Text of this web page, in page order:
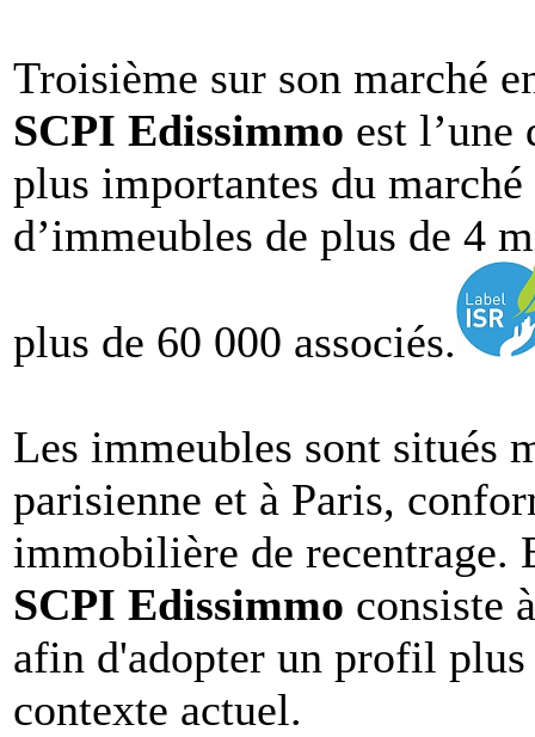
Troisième sur son marché
SCPI Edissimmo est l’une
plus importantes du
d’immeubles de plus de 4
plus de 60 000 associés.
Les immeubles sont situés
parisienne et à Paris,
immobilière de recentrage.
SCPI Edissimmo consiste
afin d'adopter un profil plus
contexte actuel.